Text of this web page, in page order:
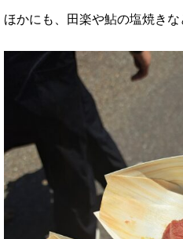
ほかにも、田楽や鮎の塩焼き